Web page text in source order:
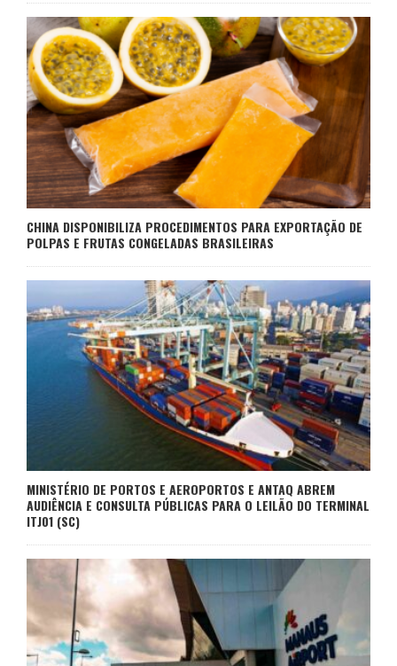
CHINA DISPONIBILIZA PROCEDIMENTOS PARA EXPORTAÇÃO DE
POLPAS E FRUTAS CONGELADAS BRASILEIRAS
MINISTÉRIO DE PORTOS E AEROPORTOS E ANTAQ ABREM
AUDIÊNCIA E CONSULTA PÚBLICAS PARA O LEILÃO DO TERMINAL
ITJ01 (SC)